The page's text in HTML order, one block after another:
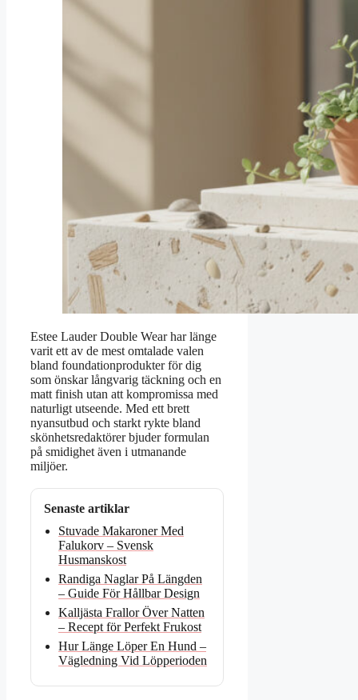
Estee Lauder Double Wear har länge
varit ett av de mest omtalade valen
bland foundationprodukter för dig
som önskar långvarig täckning och en
matt finish utan att kompromissa med
naturligt utseende. Med ett brett
nyansutbud och starkt rykte bland
skönhetsredaktörer bjuder formulan
på smidighet även i utmanande
miljöer.
Senaste artiklar
Stuvade Makaroner Med
Falukorv – Svensk
Husmanskost
Randiga Naglar På Längden
– Guide För Hållbar Design
Kalljästa Frallor Över Natten
– Recept för Perfekt Frukost
Hur Länge Löper En Hund –
Vägledning Vid Löpperioden